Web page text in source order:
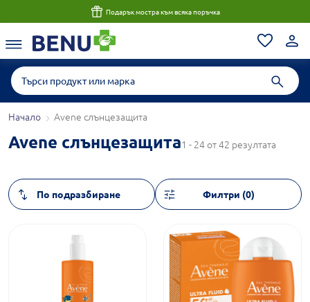
Подарък мостра към всяка поръчка
Начало Avene слънцезащита
Avene слънцезащита1 - 24 от 42 резултата
Филтри (0)